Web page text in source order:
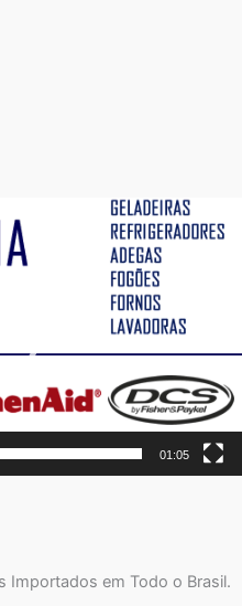
01:05
Importados em Todo o Brasil.